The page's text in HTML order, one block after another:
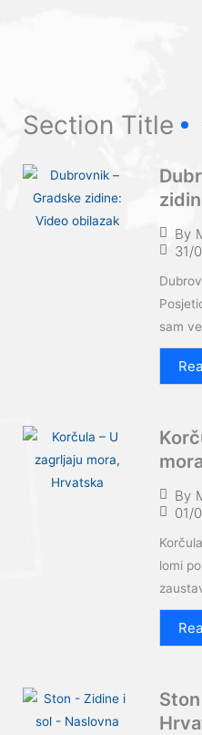
Section Title
By
31/
sam
By
01/
lomi